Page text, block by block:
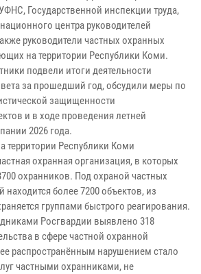
Государственной инспекции труда,
центра руководителей
руководители частных охранных
на территории Республики Коми.
подвели итоги деятельности
за прошедший год, обсудили меры по
защищенности
и в ходе проведения летней
2026 года.
территории Республики Коми
охранная организация, в которых
охранников. Под охраной частных
более 7200 объектов, из
группами быстрого реагирования.
Росгвардии выявлено 318
в сфере частной охранной
распространённым нарушением стало
частными охранниками, не